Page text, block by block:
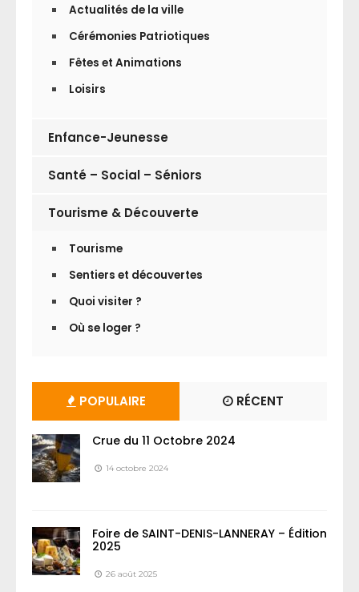
Actualités de la ville
Cérémonies Patriotiques
Fêtes et Animations
Loisirs
Enfance-Jeunesse
Santé – Social – Séniors
Tourisme & Découverte
Tourisme
Sentiers et découvertes
Quoi visiter ?
Où se loger ?
POPULAIRE RÉCENT
Crue du 11 Octobre 2024
14 octobre 2024
Foire de SAINT-DENIS-LANNERAY – Édition
2025
26 août 2025